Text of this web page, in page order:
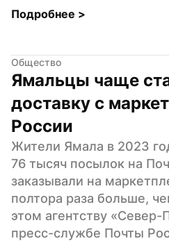
Подробнее >
Общество
Ямальцы чаще
доставку с
России
Жители Ямала в 2023
76 тысяч посылок на
заказывали на
полтора раза больше,
этом агентству
пресс-службе Почты